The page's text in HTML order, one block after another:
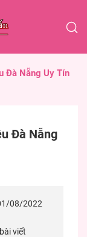
Đà Nẵng Uy Tín
Đà Nẵng
08/2022
viết